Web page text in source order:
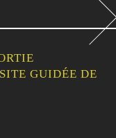
GUIDÉE DE